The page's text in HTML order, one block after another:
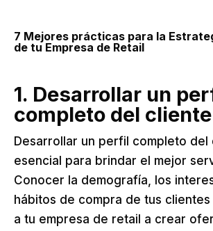
7 Mejores prácticas para la
de tu Empresa de Retail
1. Desarrollar un
completo del cliente
Desarrollar un perfil completo del
esencial para brindar el mejor
Conocer la demografía, los
hábitos de compra de tus
a tu empresa de retail a crear